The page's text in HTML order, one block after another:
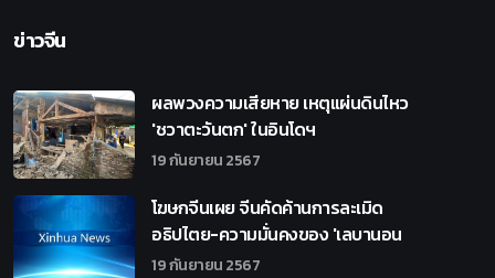
ข่าวจีน
ผลพวงความเสียหาย เหตุแผ่นดินไหว
'ชวาตะวันตก' ในอินโดฯ
19 กันยายน 2567
โฆษกจีนเผย จีนคัดค้านการละเมิด
อธิปไตย-ความมั่นคงของ 'เลบานอน
19 กันยายน 2567